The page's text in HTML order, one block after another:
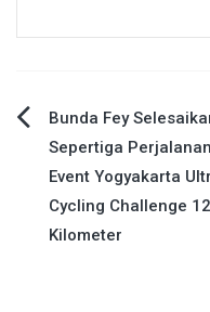
Navigasi
pos
Bunda Fey
Sepertiga
Event Yogyakarta
Cycling Challenge
Kilometer